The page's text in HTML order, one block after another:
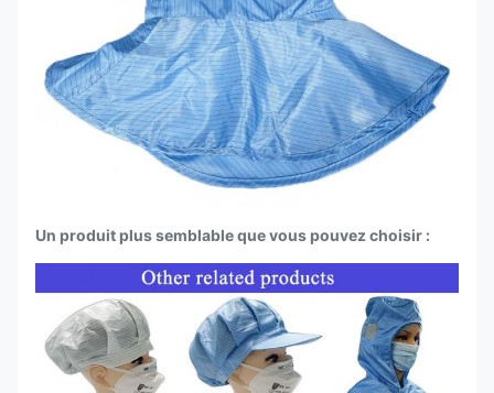
Un produit plus semblable que vous pouvez choisir :